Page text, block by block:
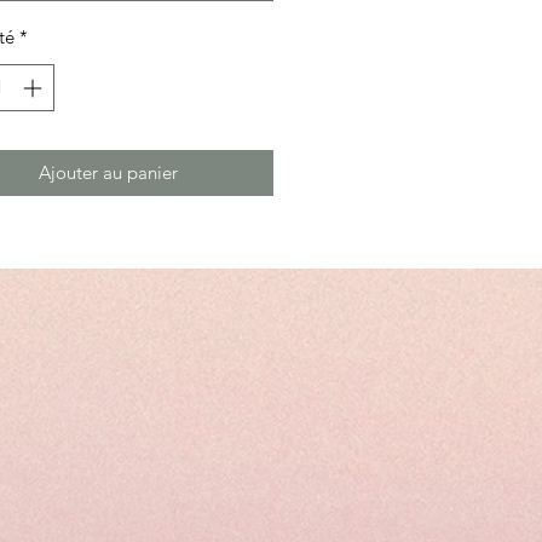
*
Ajouter au panier